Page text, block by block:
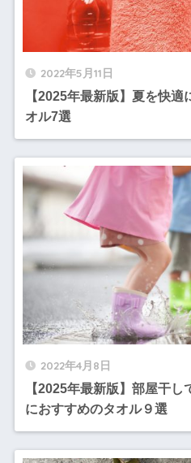
2022年5月11日
【2025年最新版】夏を快
オル7選
2022年4月8日
【2025年最新版】部屋干
におすすめのタオル９選